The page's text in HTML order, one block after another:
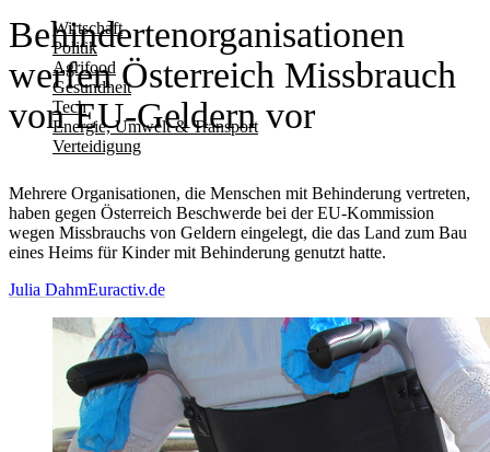
Wirtschaft
Politik
Agrifood
Gesundheit
Tech
Energie, Umwelt & Transport
Verteidigung
Behindertenorganisationen
werfen Österreich Missbrauch
von EU-Geldern vor
Mehrere Organisationen, die Menschen mit Behinderung vertreten,
haben gegen Österreich Beschwerde bei der EU-Kommission
wegen Missbrauchs von Geldern eingelegt, die das Land zum Bau
eines Heims für Kinder mit Behinderung genutzt hatte.
Julia DahmEuractiv.de